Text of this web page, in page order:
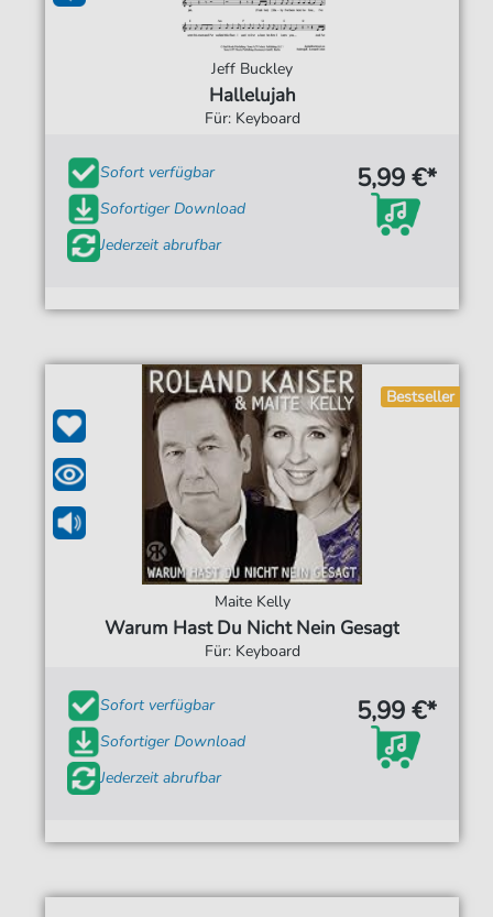
Jeff Buckley
Hallelujah
Für: Keyboard
Sofort verfügbar
Sofortiger Download
Jederzeit abrufbar
5,99 €*
Bestseller
Maite Kelly
Warum Hast Du Nicht Nein Gesagt
Für: Keyboard
Sofort verfügbar
Sofortiger Download
Jederzeit abrufbar
5,99 €*